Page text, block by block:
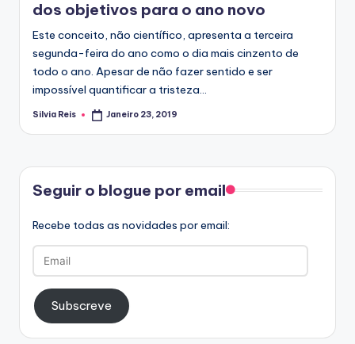
dos objetivos para o ano novo
Este conceito, não científico, apresenta a terceira
segunda-feira do ano como o dia mais cinzento de
todo o ano. Apesar de não fazer sentido e ser
impossível quantificar a tristeza…
Posted
Silvia Reis Janeiro 23, 2019
Seguir o blogue por email
Recebe todas as novidades por email:
Email
Subscreve